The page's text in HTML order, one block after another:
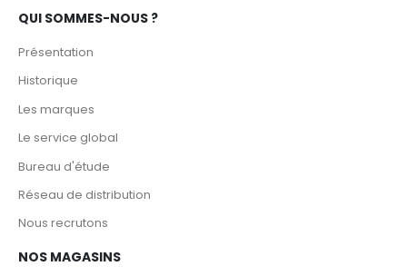
QUI SOMMES-NOUS ?
Présentation
Historique
Les marques
Le service global
Bureau d'étude
Réseau de distribution
Nous recrutons
NOS MAGASINS